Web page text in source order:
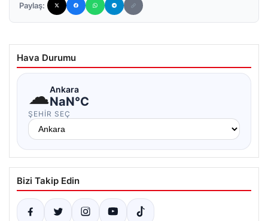
Paylaş:
Hava Durumu
☁Ankara
NaN°C
ŞEHIR SEÇ
Bizi Takip Edin